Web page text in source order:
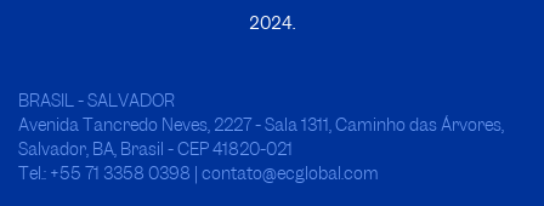
2024.
BRASIL - SALVADOR
Avenida Tancredo Neves, 2227 - Sala 1311, Caminho das Árvores,
Salvador, BA, Brasil - CEP 41820-021
Tel.: +55 71 3358 0398 | contato@ecglobal.com